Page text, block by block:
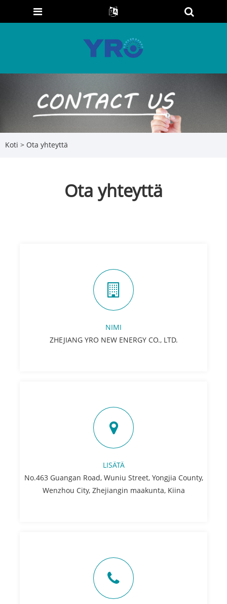
Koti > Ota yhteyttä
Ota yhteyttä
NIMI
ZHEJIANG YRO NEW ENERGY CO., LTD.
LISÄTÄ
No.463 Guangan Road, Wuniu Street, Yongjia County,
Wenzhou City, Zhejiangin maakunta, Kiina